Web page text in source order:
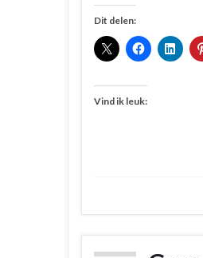
Dit delen:
Vind ik leuk: